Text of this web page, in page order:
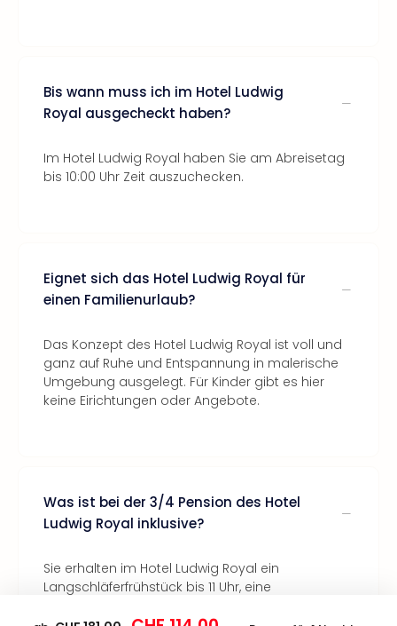
Bis wann muss ich im Hotel Ludwig
Royal ausgecheckt haben?
Im Hotel Ludwig Royal haben Sie am Abreisetag
bis 10:00 Uhr Zeit auszuchecken.
Eignet sich das Hotel Ludwig Royal für
einen Familienurlaub?
Das Konzept des Hotel Ludwig Royal ist voll und
ganz auf Ruhe und Entspannung in malerische
Umgebung ausgelegt. Für Kinder gibt es hier
keine Eirichtungen oder Angebote.
Was ist bei der 3/4 Pension des Hotel
Ludwig Royal inklusive?
Sie erhalten im Hotel Ludwig Royal ein
Langschläferfrühstück bis 11 Uhr, eine